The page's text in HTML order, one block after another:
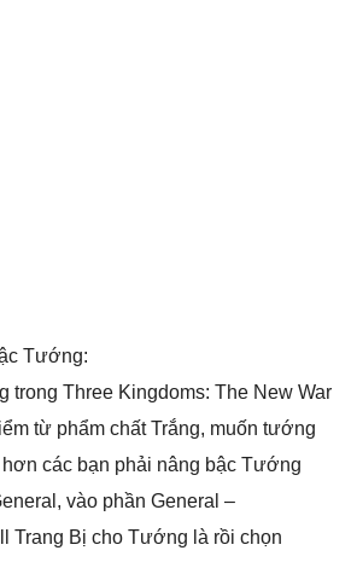
Tướng:
trong Three Kingdoms: The New War
từ phẩm chất Trắng, muốn tướng
các bạn phải nâng bậc Tướng
vào phần General –
Trang Bị cho Tướng là rồi chọn